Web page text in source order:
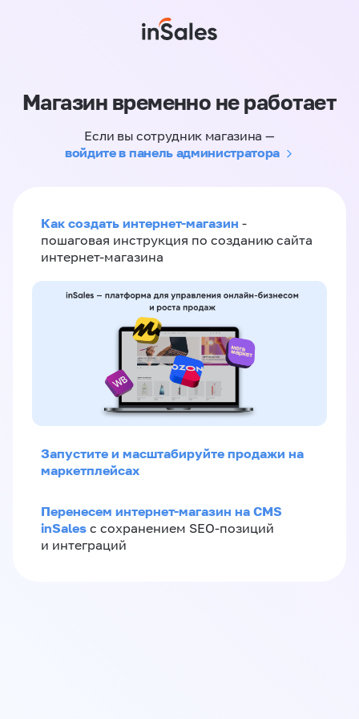
Магазин временно не работает
Если вы сотрудник магазина —
войдите в панель администратора
Как создать интернет-магазин -
пошаговая инструкция по созданию сайта
интернет-магазина
Запустите и масштабируйте продажи на
маркетплейсах
Перенесем интернет-магазин на CMS
inSales с сохранением SEO-позиций
и интеграций